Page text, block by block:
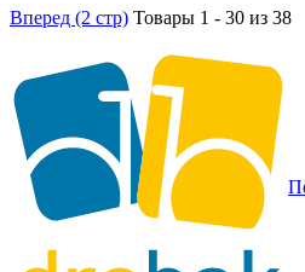
Вперед (2 стр) Товары 1 - 30 из 38